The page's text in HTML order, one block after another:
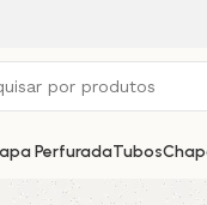
PerfuradaTubos